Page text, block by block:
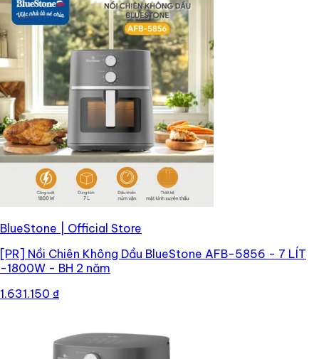
BlueStone | Official Store
[PR] Nồi Chiên Không Dầu BlueStone AFB-5856 - 7 LÍT
-1800W - BH 2 năm
1.631.150 ₫